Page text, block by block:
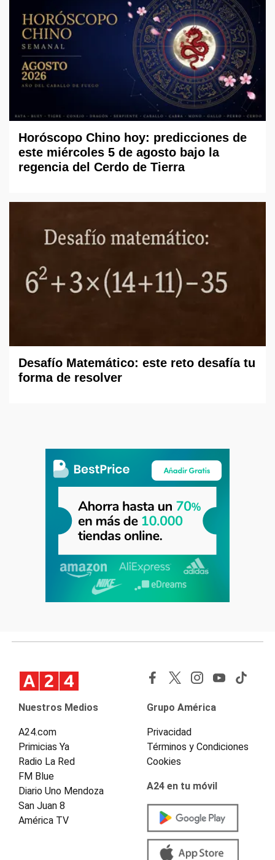
Horóscopo Chino hoy: predicciones de
este miércoles 5 de agosto bajo la
regencia del Cerdo de Tierra
Desafío Matemático: este reto desafía tu
forma de resolver
Nuestros Medios
A24.com
Primicias Ya
Radio La Red
FM Blue
Diario Uno Mendoza
San Juan 8
América TV
Grupo América
Privacidad
Términos y Condiciones
Cookies
A24 en tu móvil